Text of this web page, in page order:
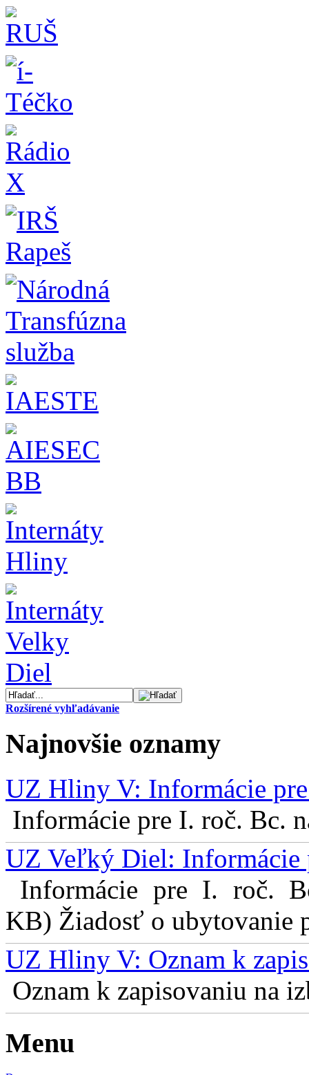
Rozšírené vyhľadávanie
Najnovšie oznamy
UZ Hliny V: Informácie
Informácie pre I. roč. Bc.
UZ Veľký Diel: Informácie
Informácie pre I. roč.
KB) Žiadosť o ubytovanie
UZ Hliny V: Oznam k
Oznam k zapisovaniu na
Menu